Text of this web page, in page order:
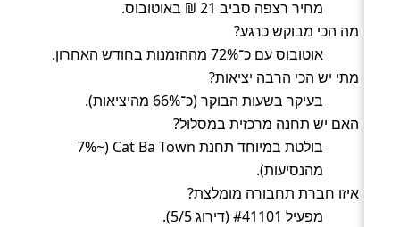
מחיר רצפה סביב 21 ₪ באוטובוס.
מה הכי מבוקש כרגע?
אוטובוס עם כ־72% מההזמנות בחודש האחרון.
מתי יש הכי הרבה יציאות?
בעיקר בשעות הבוקר (כ־66% מהיציאות).
האם יש תחנה מרכזית במסלול?
בולטת במיוחד תחנת Cat Ba Town (~7%
מהנסיעות).
איזו חברת תחבורה מומלצת?
מפעיל #41101 (דירוג 5/5).